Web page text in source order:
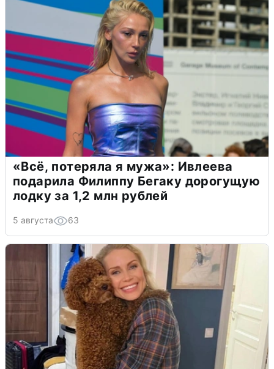
«Всё, потеряла я мужа»: Ивлеева
подарила Филиппу Бегаку дорогущую
лодку за 1,2 млн рублей
5 августа 63